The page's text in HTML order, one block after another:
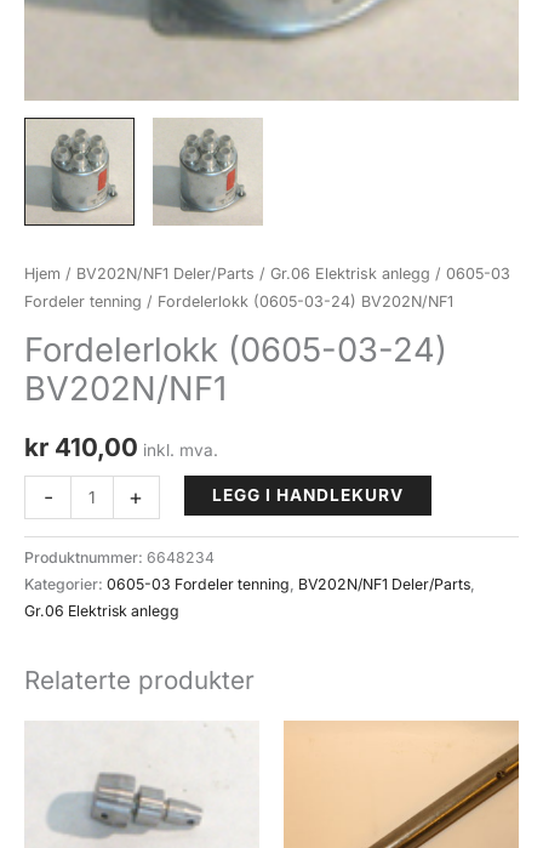
Hjem / BV202N/NF1 Deler/Parts / Gr.06 Elektrisk anlegg / 0605-03
Fordeler tenning / Fordelerlokk (0605-03-24) BV202N/NF1
Fordelerlokk (0605-03-24)
BV202N/NF1
kr 410,00 inkl. mva.
-
Fordelerlokk
(0605-
03-
24)
BV202N/NF1
+ LEGG I HANDLEKURV
Produktnummer: 6648234
Kategorier: 0605-03 Fordeler tenning BV202N/NF1 Deler/Parts
Gr.06 Elektrisk anlegg
Relaterte produkter